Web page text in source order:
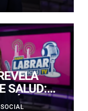
SALUD:
DÍAS”